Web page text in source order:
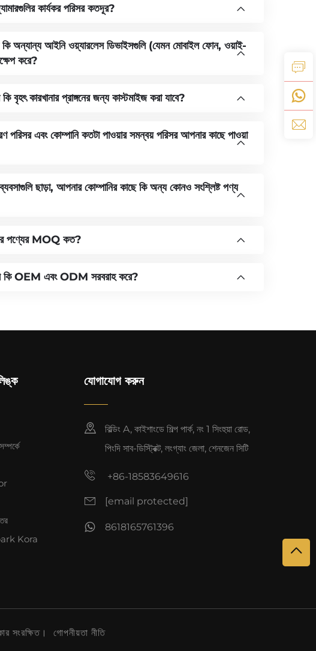
কার্যকর পরিসর কতদূর?
অন্যান্য আইনি ওয়্যারলেস ডিভাইসগুলি (যেমন মোবাইল ফোন, ওয়াই-
করে?
কারখানার প্রাঙ্গনের জন্য কাস্টমাইজ করা যাবে?
পরিসর এবং কোম্পানি কতটা পাওয়ার সমন্বয় পরিসর আপনার কাছে পাওয়া
ছাড়া, আপনার কোম্পানির কাছে কি অন্য কোনও সংশ্লিষ্ট পণ্য
পণ্যের MOQ কত?
কি OEM এবং ODM সরবরাহ করে?
Kora
যোগাযোগ করুন
বিল্ডিং A, কাইশাংডে শিল্প পার্ক, নং 1 সিংহুয়া রোড,
পিংদি সাব-ডিস্ট্রিক্ট, লংগ্যাং জেলা, শেনজেন সিটি
+86-18583649616
[email protected]
8618165761396
সংরক্ষিত। গোপনীয়তা নীতি